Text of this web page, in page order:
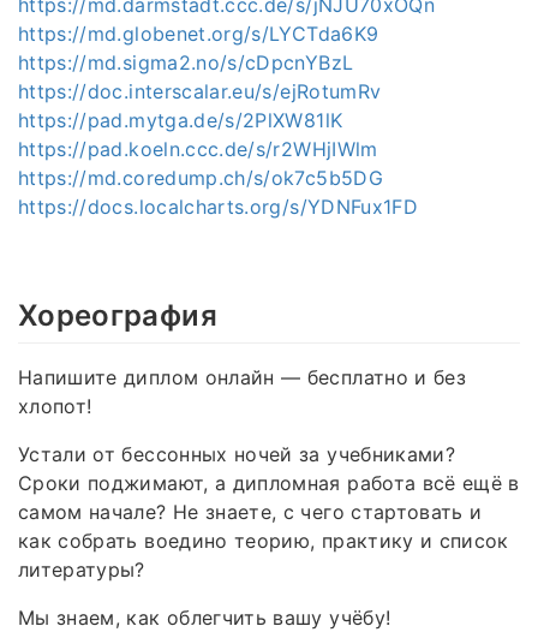
https://md.globenet.org/s/LYCTda6K9
https://md.sigma2.no/s/cDpcnYBzL
https://doc.interscalar.eu/s/ejRotumRv
https://pad.mytga.de/s/2PlXW81lK
https://pad.koeln.ccc.de/s/r2WHjIWlm
https://md.coredump.ch/s/ok7c5b5DG
https://docs.localcharts.org/s/YDNFux1FD
Хореография
Напишите диплом онлайн — бесплатно и без
хлопот!
Устали от бессонных ночей за учебниками?
Сроки поджимают, а дипломная работа всё ещё в
самом начале? Не знаете, с чего стартовать и
как собрать воедино теорию, практику и список
литературы?
Мы знаем, как облегчить вашу учёбу!